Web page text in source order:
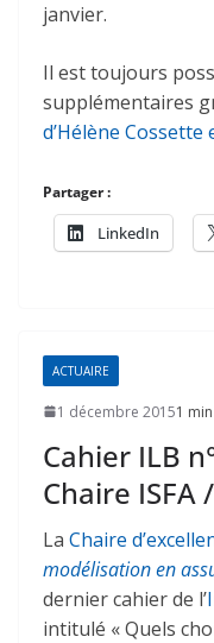
janvier.
Il est toujours
supplémentaires
d’Hélène
Partager :
LinkedIn
ACTUAIRE
1 décembre 20151
Cahier ILB
Chaire ISFA
La Chaire
modélisation en
dernier cahier de l’
intitulé « Quels